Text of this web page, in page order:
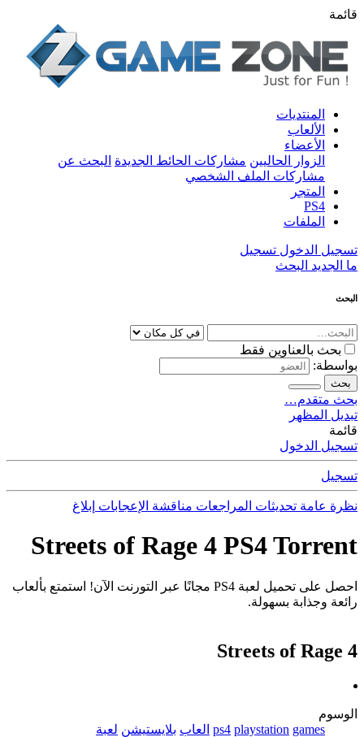
قائمة
المنتديات
الألعاب
الأعضاء
الزوار الحاليين مشاركات الحائط الجديدة البحث عن
مشاركات الملف الشخصي
المتجر
PS4
الملفات
تسجيل الدخول تسجيل
ما الجديد البحث
البحث
بحث بالعناوين فقط
بواسطة:
بحث
بحث متقدم…
تبديل المظهر
قائمة
تسجيل الدخول
تسجيل
نظرة عامة تحديثات المراجعات مناقشة الإعجابات إبلاغ
Streets of Rage 4 PS4 Torrent
احصل على تحميل لعبة PS4 مجانًا عبر التورنت الآن! استمتع بألعاب
رائعة وجذابة بسهولة.
Streets of Rage 4
الوسوم
games
playstation
ps4 العاب بلايستيشن لعبة